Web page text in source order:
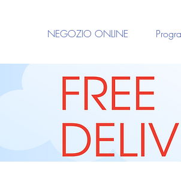
NEGOZIO ONLINE